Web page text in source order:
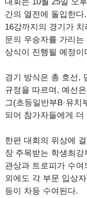
간의 열전에 돌입한
16강까지의 경기가
문의 우승자를 가리
상식이 진행될 예정이
경기 방식은 총 호선,
규정을 따르며, 예선
그(초등일반부B·유치
되어 참가자들에게
한편 대회의 위상에
장 주목받는 학생최
관상과 트로피가 수
외에도 각 부문 입상
등이 차등 수여된다.